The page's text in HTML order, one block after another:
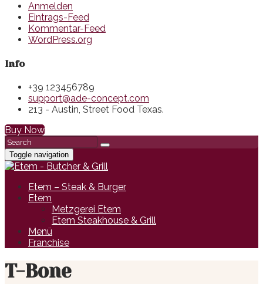
Anmelden
Eintrags-Feed
Kommentar-Feed
WordPress.org
Info
+39 123456789
support@ade-concept.com
213 - Austin, Street Food Texas.
Buy Now
Toggle navigation
Etem – Steak & Burger
Etem
Metzgerei Etem
Etem Steakhouse & Grill
Menü
Franchise
T-Bone